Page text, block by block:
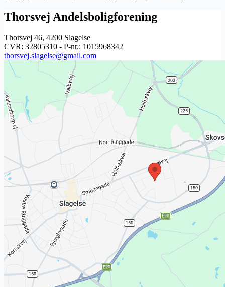
Thorsvej Andelsboligforening
Thorsvej 46, 4200 Slagelse
CVR: 32805310 - P-nr.: 1015968342
thorsvej.slagelse@gmail.com